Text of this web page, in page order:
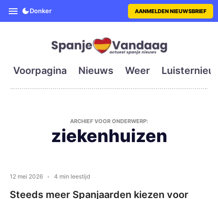
SpanjeVandaag is de eerste
Donker AANMELDEN NIEUWSBRIEF
Voorpagina Nieuws Weer
ARCHIEF VOOR ONDERWERP:
ziekenhuizen
12 mei 2026 4 min leestijd
Steeds meer Spanjaarden kiezen voor